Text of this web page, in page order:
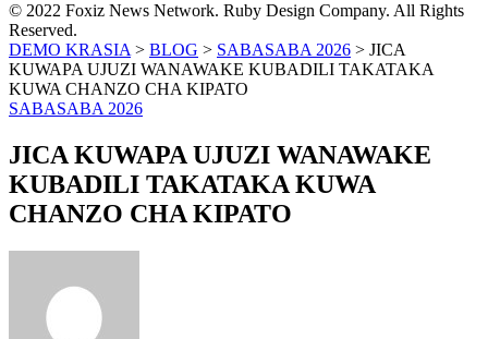
© 2022 Foxiz News Network. Ruby Design Company. All Rights
Reserved.
DEMO KRASIA > BLOG > SABASABA 2026 > JICA
KUWAPA UJUZI WANAWAKE KUBADILI TAKATAKA
KUWA CHANZO CHA KIPATO
SABASABA 2026
JICA KUWAPA UJUZI WANAWAKE
KUBADILI TAKATAKA KUWA
CHANZO CHA KIPATO